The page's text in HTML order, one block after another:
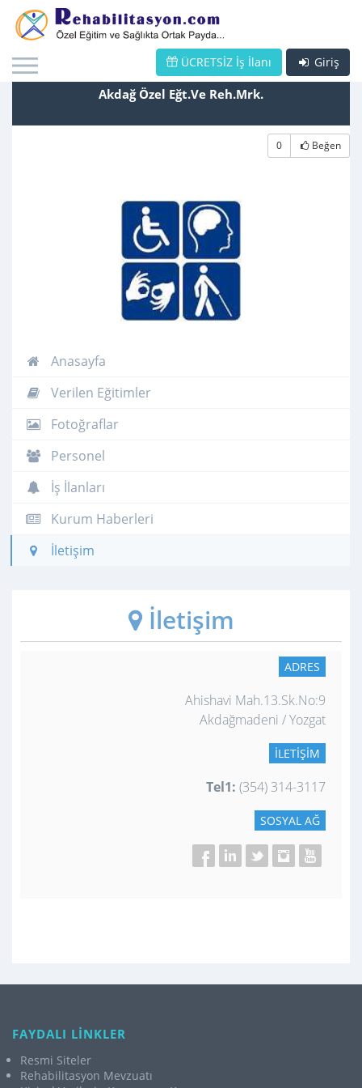
Giriş
ÜCRETSİZ İş İlanı
Akdağ Özel Eğt.Ve Reh.Mrk.
0 Beğen
Anasayfa
Verilen Eğitimler
Fotoğraflar
Personel
İş İlanları
Kurum Haberleri
İletişim
İletişim
ADRES
Ahishavi Mah.13.Sk.No:9
Akdağmadeni / Yozgat
İLETIŞIM
Tel1: (354) 314-3117
SOSYAL AĞ
FAYDALI LİNKLER
Resmi Siteler
Rehabilitasyon Mevzuatı